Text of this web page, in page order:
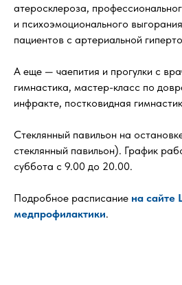
атеросклероза,
и психоэмоционального
пациентов с артериальной
А еще — чаепития и прогулки с
гимнастика, мастер-класс по
инфракте, постковидная
Стеклянный павильон на
стеклянный павильон). График
суббота с 9.00 до 20.00.
Подробное расписание на сайте
медпрофилактики.